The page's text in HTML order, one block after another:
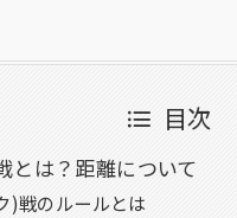
目次
とは？距離について
)戦のルールとは